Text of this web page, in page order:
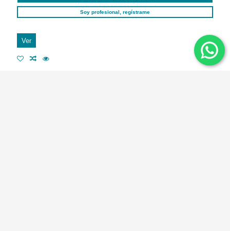
Soy profesional, regístrame
Ver